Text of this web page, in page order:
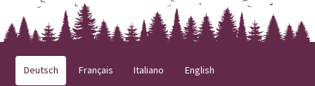
Deutsch Français Italiano English